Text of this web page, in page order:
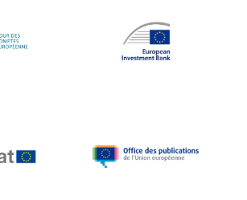
Åkerholm
L.C. Hunt